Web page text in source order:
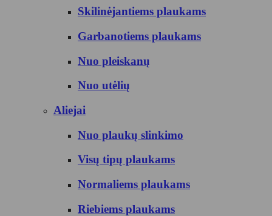
Skilinėjantiems plaukams
Garbanotiems plaukams
Nuo pleiskanų
Nuo utėlių
Aliejai
Nuo plaukų slinkimo
Visų tipų plaukams
Normaliems plaukams
Riebiems plaukams